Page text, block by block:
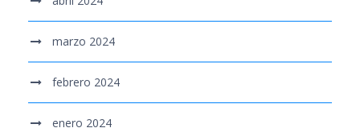
marzo 2024
febrero 2024
enero 2024